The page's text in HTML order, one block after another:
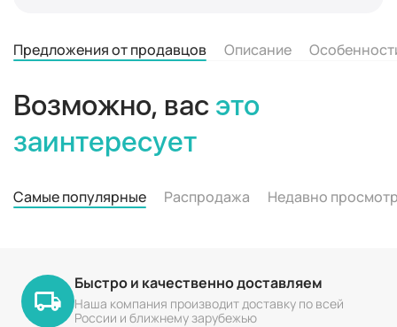
Предложения от продавцов Описание
Возможно, вас это
заинтересует
Самые популярные Распродажа Недавно
Быстро и качественно доставляем
Наша компания производит доставку по всей
России и ближнему зарубежью